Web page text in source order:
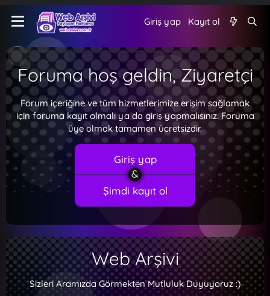
Giriş yap Kayıt ol
Foruma hoş geldin, Ziyaretçi
Forum içeriğine ve tüm hizmetlerimize erişim sağlamak
için foruma kayıt olmalı ya da giriş yapmalısınız. Foruma
üye olmak tamamen ücretsizdir.
Giriş yap
Şimdi kayıt ol
Web Arşivi
Sizleri Aramızda Görmekten Mutluluk Duyuyoruz :)